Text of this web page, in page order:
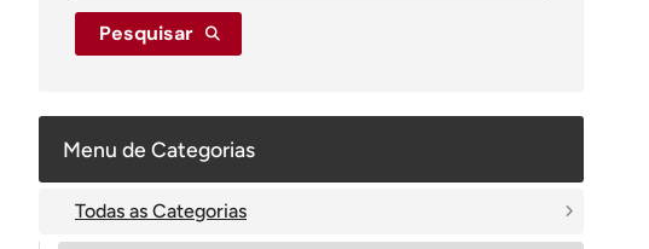
Pesquisar
Menu de Categorias
Todas as Categorias